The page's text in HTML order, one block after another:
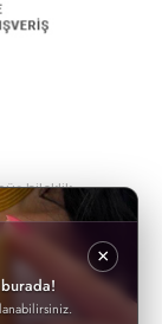
bileklik,
×